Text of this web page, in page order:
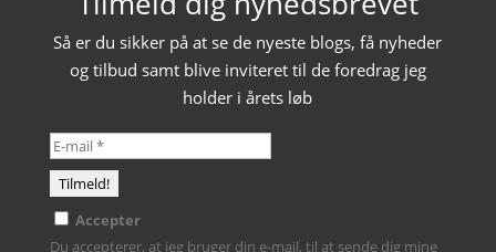
Så er du sikker på at se de nyeste blogs, få nyheder
og tilbud samt blive inviteret til de foredrag jeg
holder i årets løb
Accepter
Du accepterer, at jeg bruger din e-mail, til at sende dig mine